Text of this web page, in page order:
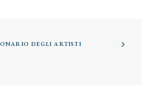
DEGLI ARTISTI